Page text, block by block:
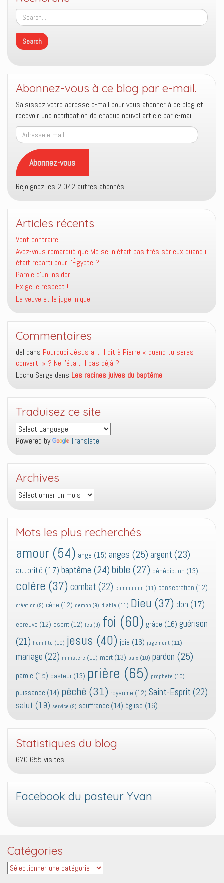
Abonnez-vous à ce blog par e-mail.
Saisissez votre adresse e-mail pour vous abonner à ce blog et
recevoir une notification de chaque nouvel article par e-mail.
Adresse
e-
mail
Abonnez-vous
Rejoignez les 2 042 autres abonnés
Articles récents
Vent contraire
Avez-vous remarqué que Moïse, n’était pas très sérieux quand il
était reparti pour l’Égypte ?
Parole d’un insider
Exige le respect !
La veuve et le juge inique
Commentaires
del dans Pourquoi Jésus a-t-il dit à Pierre « quand tu seras
converti » ? Ne l’était-il pas déjà ?
Lochu Serge dans Les racines juives du baptême
Traduisez ce site
Powered by Translate
Archives
Archives
Mots les plus recherchés
amour (54) ange (15) anges (25) argent (23)
autorité (17) baptême (24) bible (27) bénédiction (13)
colère (37) combat (22) communion (11) consecration (12)
création (9) cène (12) demon (9) diable (11) Dieu (37) don (17)
epreuve (12) esprit (12) feu (9) foi (60) grâce (16) guérison
(21) humilité (10) jesus (40) joie (16) jugement (11)
mariage (22) ministère (11) mort (13) paix (10) pardon (25)
parole (15) pasteur (13) prière (65) prophete (10)
puissance (14) péché (31) royaume (12) Saint-Esprit (22)
salut (19) service (9) souffrance (14) église (16)
Statistiques du blog
670 655 visites
Facebook du pasteur Yvan
Catégories
Catégories